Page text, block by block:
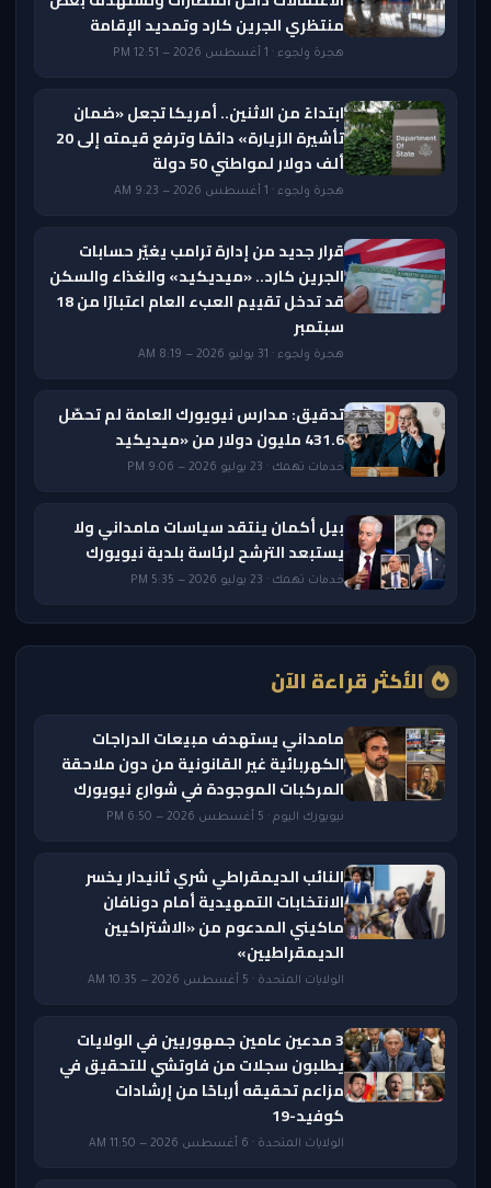
منتظري الجرين كارد وتمديد الإقامة
هجرة ولجوء · 1 أغسطس 2026 — 12:51 PM
ابتداءً من الاثنين.. أمريكا تجعل «ضمان
تأشيرة الزيارة» دائمًا وترفع قيمته إلى 20
ألف دولار لمواطني 50 دولة
هجرة ولجوء · 1 أغسطس 2026 — 9:23 AM
قرار جديد من إدارة ترامب يغيّر حسابات
الجرين كارد.. «ميديكيد» والغذاء والسكن
قد تدخل تقييم العبء العام اعتبارًا من 18
سبتمبر
هجرة ولجوء · 31 يوليو 2026 — 8:19 AM
تدقيق: مدارس نيويورك العامة لم تحصّل
431.6 مليون دولار من «ميديكيد
خدمات تهمك · 23 يوليو 2026 — 9:06 PM
بيل أكمان ينتقد سياسات مامداني ولا
يستبعد الترشح لرئاسة بلدية نيويورك
خدمات تهمك · 23 يوليو 2026 — 5:35 PM
الأكثر قراءة الآن
مامداني يستهدف مبيعات الدراجات
الكهربائية غير القانونية من دون ملاحقة
المركبات الموجودة في شوارع نيويورك
نيويورك اليوم · 5 أغسطس 2026 — 6:50 PM
النائب الديمقراطي شري ثانيدار يخسر
الانتخابات التمهيدية أمام دونافان
ماكيني المدعوم من «الاشتراكيين
الديمقراطيين»
الولايات المتحدة · 5 أغسطس 2026 — 10:35 AM
3 مدعين عامين جمهوريين في الولايات
يطلبون سجلات من فاوتشي للتحقيق في
مزاعم تحقيقه أرباحًا من إرشادات
كوفيد-19
الولايات المتحدة · 6 أغسطس 2026 — 11:50 AM